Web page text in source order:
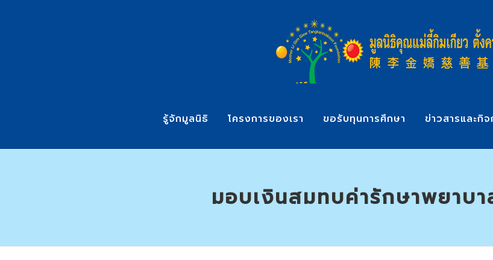
รู้จักมูลนิธิ โครงการของเรา ขอรับทุนการศึกษา ข่าวสารและกิ
มอบเงินสมทบค่ารักษาพยาบ